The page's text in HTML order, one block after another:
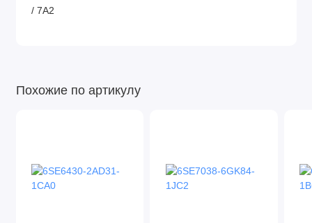
/ 7A2
Похожие по артикулу